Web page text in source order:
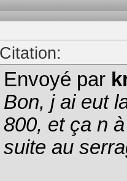
Citation:
Envoyé par
Bon, j ai eut
800, et ça n
suite au